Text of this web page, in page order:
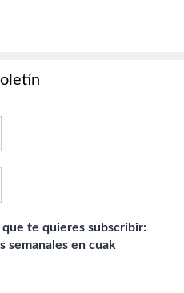
que te quieres subscribir:
semanales en cuak